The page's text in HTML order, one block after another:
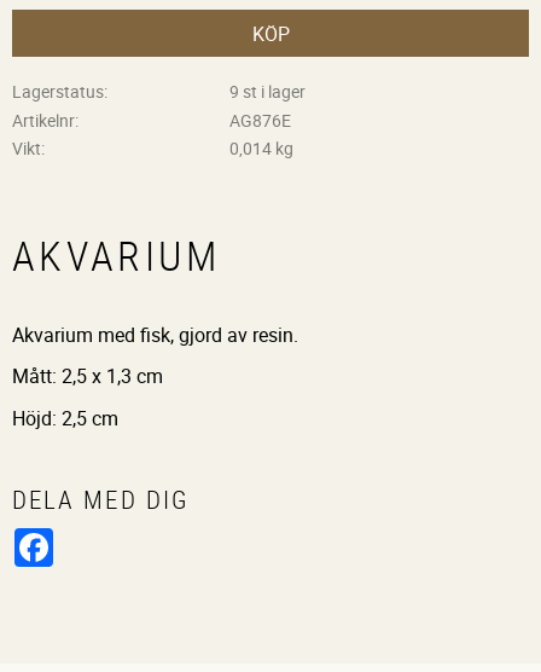
KÖP
Lagerstatus
9 st i lager
Artikelnr
AG876E
Vikt
0,014 kg
AKVARIUM
Akvarium med fisk, gjord av resin.
Mått: 2,5 x 1,3 cm
Höjd: 2,5 cm
DELA MED DIG